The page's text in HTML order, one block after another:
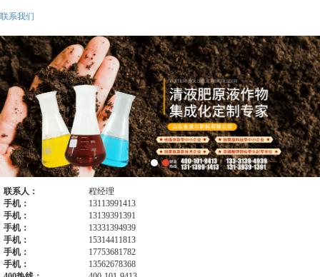
联系我们
联系人：
程经理
手机：
13113991413
手机：
13139391391
手机：
13331394939
手机：
15314411813
手机：
17753681782
手机：
13562678368